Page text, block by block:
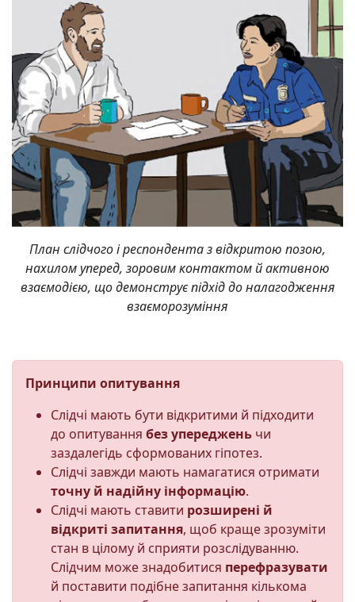
План слідчого і респондента з відкритою позою,
нахилом уперед, зоровим контактом й активною
взаємодією, що демонструє підхід до налагодження
взаєморозуміння
Принципи опитування
Слідчі мають бути відкритими й підходити
до опитування без упереджень чи
заздалегідь сформованих гіпотез.
Слідчі завжди мають намагатися отримати
точну й надійну інформацію.
Слідчі мають ставити розширені й
відкриті запитання, щоб краще зрозуміти
стан в цілому й сприяти розслідуванню.
Слідчим може знадобитися перефразувати
й поставити подібне запитання кількома